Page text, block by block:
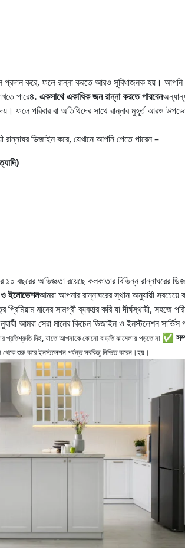
প্রদান করে, ফলে রান্না করতে আরও সুবিধাজনক হয়। আপনি
পারে৪. একসাথে একাধিক জন রান্না করতে পারবেন
ফলে পরিবার বা অতিথিদের সাথে রান্নার মুহূর্ত আরও
ডিজাইন করে, যেখানে আপনি পেতে পারেন –
১০ বছরের অভিজ্ঞতা রয়েছে কলকাতার বিভিন্ন রান্নাঘরের
ও ইনোভেশনআমরা আপনার রান্নাঘরের স্থান অনুযায়ী সবচেয়ে
মানের সামগ্রী ব্যবহার করি যা দীর্ঘস্থায়ী, সহজে
আমরা সেরা মানের কিচেন ডিজাইন ও ইনস্টলেশন সার্ভিস
প্রতিশ্রুতি দিই, যাতে আপনাকে কোনো বাড়তি ঝামেলায় পড়তে না ✅
থেকে শুরু করে ইনস্টলেশন পর্যন্ত সবকিছু নিশ্চিত করেন।হয়।